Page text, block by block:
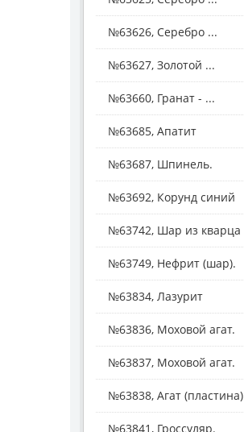
№63626, Серебро ...
№63627, Золотой ...
№63660, Гранат - ...
№63685, Апатит
№63687, Шпинель.
№63692, Корунд синий
№63742, Шар из кварца
№63749, Нефрит (шар).
№63834, Лазурит
№63836, Моховой агат.
№63837, Моховой агат.
№63838, Агат (пластина)
№63841, Гроссуляр.